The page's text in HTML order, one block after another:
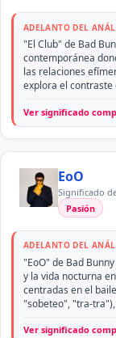
ADELANTO DEL
"El Club" de Bad
contemporánea
las relaciones
explora el
Ver significado
EoO
Significado
Pasión
ADELANTO DEL
"EoO" de Bad
y la vida nocturna
centradas en el
"sobeteo", "tra-
Ver significado